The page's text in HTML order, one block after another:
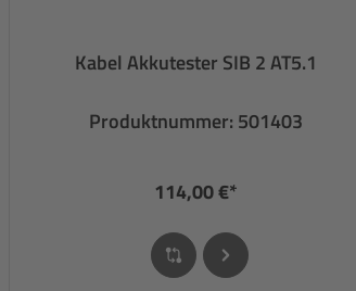
Kabel Akkutester SIB 2 AT5.1
Produktnummer: 501403
114,00 €*